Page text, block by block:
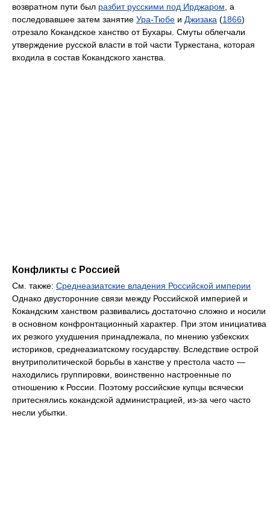
возвратном пути был разбит русскими под Ирджаром, а
последовавшее затем занятие Ура-Тюбе и Джизака (1866)
отрезало Кокандское ханство от Бухары. Смуты облегчали
утверждение русской власти в той части Туркестана, которая
входила в состав Кокандского ханства.
Конфликты с Россией
См. также: Среднеазиатские владения Российской империи
Однако двусторонние связи между Российской империей и
Кокандским ханством развивались достаточно сложно и носили
в основном конфронтационный характер. При этом инициатива
их резкого ухудшения принадлежала, по мнению узбекских
историков, среднеазиатскому государству. Вследствие острой
внутриполитической борьбы в ханстве у престола часто —
находились группировки, воинственно настроенные по
отношению к России. Поэтому российские купцы всячески
притеснялись кокандской администрацией, из-за чего часто
несли убытки.